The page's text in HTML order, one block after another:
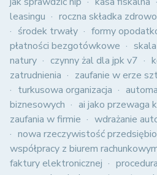
leasingu
roczna składka
środek trwały
formy
płatności bezgotówkowe
natury
czynny żal dla jpk v7
zatrudnienia
zaufanie w erze
turkusowa organizacja
biznesowych
ai jako przewaga
zaufania w firmie
wdrażanie
nowa rzeczywistość
współpracy z biurem
faktury elektronicznej